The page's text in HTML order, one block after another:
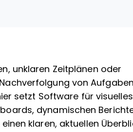
unklaren Zeitplänen oder
von
setzt Software für visuelles
dynamischen
klaren, aktuellen